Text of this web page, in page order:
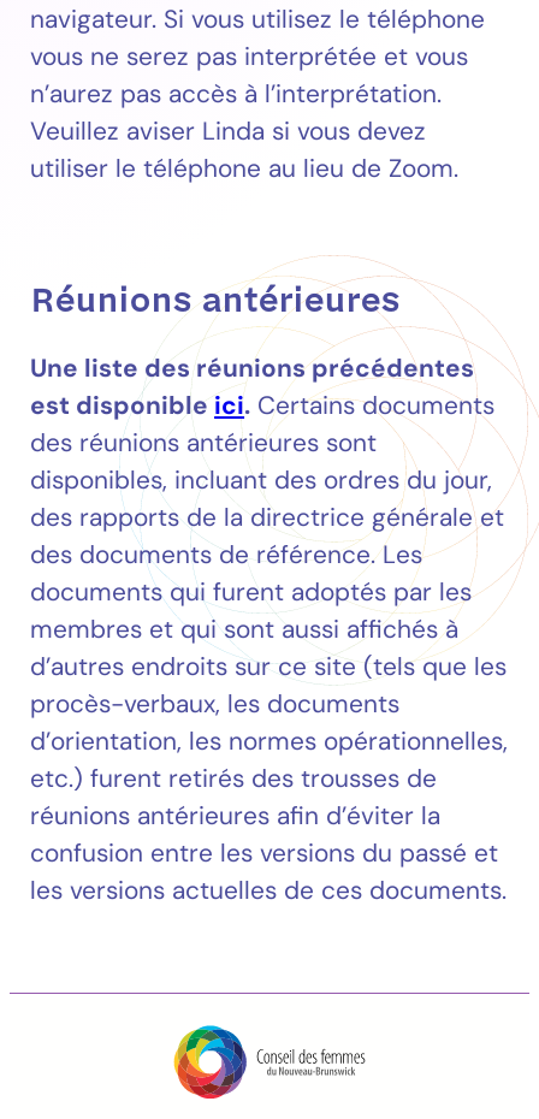
navigateur. Si vous utilisez le téléphone
vous ne serez pas interprétée et vous
n’aurez pas accès à l’interprétation.
Veuillez aviser Linda si vous devez
utiliser le téléphone au lieu de Zoom.
Réunions antérieures
Une liste des réunions précédentes
est disponibleici. Certains documents
des réunions antérieures sont
disponibles, incluant des ordres du jour,
des rapports de la directrice générale et
des documents de référence. Les
documents qui furent adoptés par les
membres et qui sont aussi affichés à
d’autres endroits sur ce site (tels que les
procès-verbaux, les documents
d’orientation, les normes opérationnelles,
etc.) furent retirés des trousses de
réunions antérieures afin d’éviter la
confusion entre les versions du passé et
les versions actuelles de ces documents.